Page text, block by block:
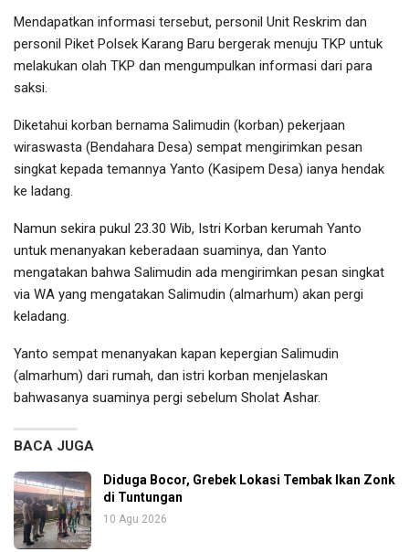
Mendapatkan informasi tersebut, personil Unit Reskrim dan
personil Piket Polsek Karang Baru bergerak menuju TKP untuk
melakukan olah TKP dan mengumpulkan informasi dari para
saksi.
Diketahui korban bernama Salimudin (korban) pekerjaan
wiraswasta (Bendahara Desa) sempat mengirimkan pesan
singkat kepada temannya Yanto (Kasipem Desa) ianya hendak
ke ladang.
Namun sekira pukul 23.30 Wib, Istri Korban kerumah Yanto
untuk menanyakan keberadaan suaminya, dan Yanto
mengatakan bahwa Salimudin ada mengirimkan pesan singkat
via WA yang mengatakan Salimudin (almarhum) akan pergi
keladang.
Yanto sempat menanyakan kapan kepergian Salimudin
(almarhum) dari rumah, dan istri korban menjelaskan
bahwasanya suaminya pergi sebelum Sholat Ashar.
BACA JUGA
Diduga Bocor, Grebek Lokasi Tembak Ikan Zonk
di Tuntungan
10 Agu 2026